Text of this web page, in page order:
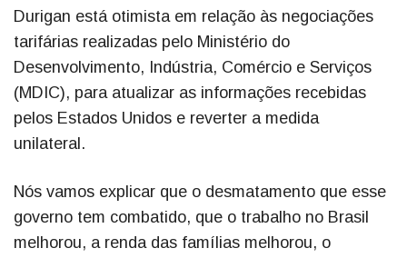
Durigan está otimista em relação às negociações
tarifárias realizadas pelo Ministério do
Desenvolvimento, Indústria, Comércio e Serviços
(MDIC), para atualizar as informações recebidas
pelos Estados Unidos e reverter a medida
unilateral.
Nós vamos explicar que o desmatamento que esse
governo tem combatido, que o trabalho no Brasil
melhorou, a renda das famílias melhorou, o